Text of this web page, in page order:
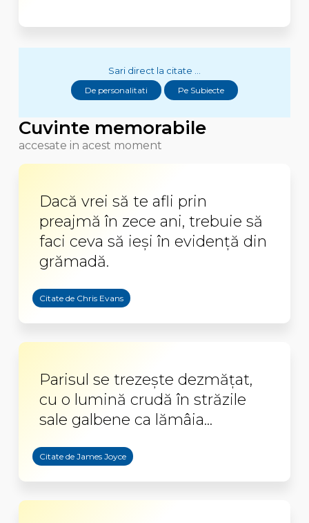
Sari direct la citate ...
De personalitati Pe Subiecte
Cuvinte memorabile
accesate in acest moment
Dacă vrei să te afli prin
preajmă în zece ani, trebuie să
faci ceva să ieşi în evidenţă din
grămadă.
Citate de Chris Evans
Parisul se trezeşte dezmăţat,
cu o lumină crudă în străzile
sale galbene ca lămâia...
Citate de James Joyce